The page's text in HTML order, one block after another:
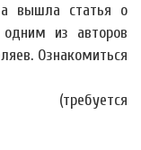
вышла статья о
одним из авторов
Ознакомиться
(требуется